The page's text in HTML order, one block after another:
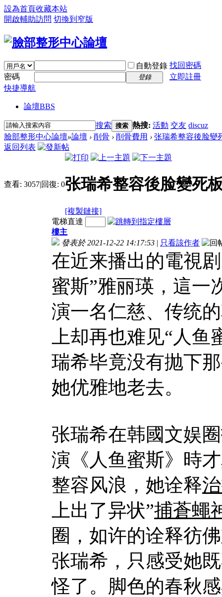
設為首頁收藏本站
開啟輔助訪問 切換到窄版
自動登錄 找回密碼
密碼
登錄
立即註冊
快捷導航
論壇BBS
搜索 搜索 熱搜: 活動 交友 discuz
臉部整形中心論壇»論壇 › 削骨 › 削骨費用 › 张瑞希整容後脸變
返回列表
查看: 3057|回復: 0张瑞希整容後脸變死
[複製鏈接]
電梯直達
樓主
發表於 2021-12-22 14:17:53 | 只看該作者
在近来播出的電視
蜜斯”雅丽瑛，這一
演一名仁慈、传统
上却再也难见“人鱼
瑞希毕竟没有抛下
她优雅地老去。
张瑞希在韩國文娱
演《人鱼蜜斯》時
整容风浪，她诠释
上出了异状”捕蒼蠅
圈，如许的诠释彷
张瑞希，只感受她
怪了。脚色的春秋